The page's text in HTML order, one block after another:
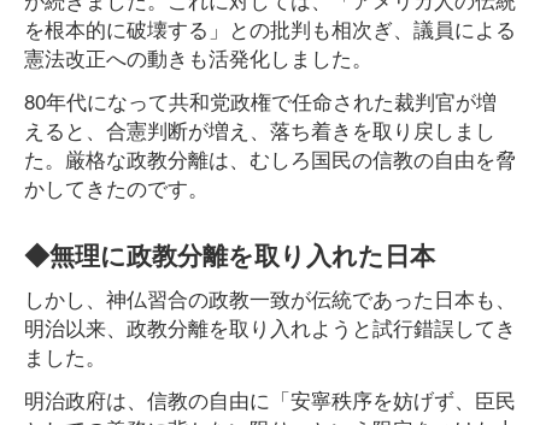
を根本的に破壊する」との批判も相次ぎ、議員による
憲法改正への動きも活発化しました。
80年代になって共和党政権で任命された裁判官が増
えると、合憲判断が増え、落ち着きを取り戻しまし
た。厳格な政教分離は、むしろ国民の信教の自由を脅
かしてきたのです。
◆無理に政教分離を取り入れた日本
しかし、神仏習合の政教一致が伝統であった日本も、
明治以来、政教分離を取り入れようと試行錯誤してき
ました。
明治政府は、信教の自由に「安寧秩序を妨げず、臣民